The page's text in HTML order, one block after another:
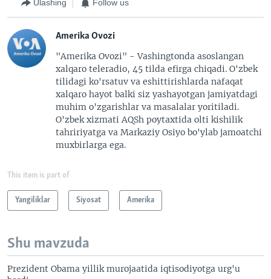
Ulashing Follow us
Amerika Ovozi
"Amerika Ovozi" - Vashingtonda asoslangan
xalqaro teleradio, 45 tilda efirga chiqadi. O'zbek
tilidagi ko'rsatuv va eshittirishlarda nafaqat
xalqaro hayot balki siz yashayotgan jamiyatdagi
muhim o'zgarishlar va masalalar yoritiladi.
O'zbek xizmati AQSh poytaxtida olti kishilik
tahririyatga va Markaziy Osiyo bo'ylab jamoatchi
muxbirlarga ega.
This item is part of
Yangiliklar Siyosat Amerika
Shu mavzuda
Prezident Obama yillik murojaatida iqtisodiyotga urg'u